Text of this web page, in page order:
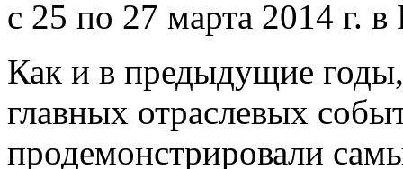
с 25 по 27 марта 2014 г.
Как и в предыдущие
главных отраслевых
продемонстрировали